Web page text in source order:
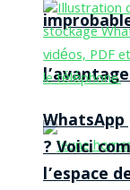
? Voici
l’espace